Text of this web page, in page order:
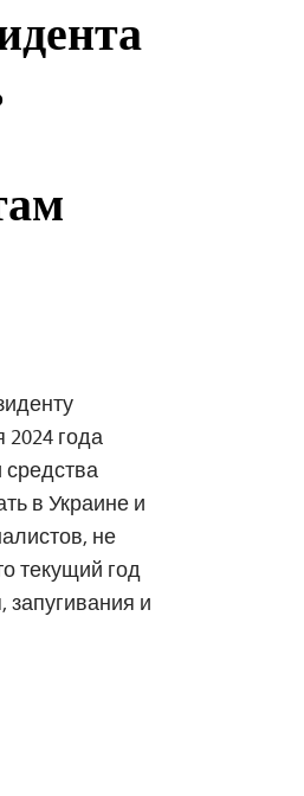
года
средства
в Украине и
не
текущий год
и